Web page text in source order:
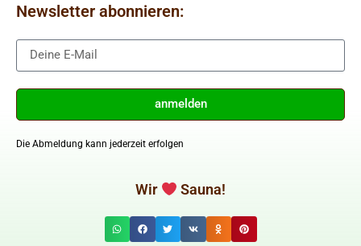
Newsletter abonnieren:
anmelden
Die Abmeldung kann jederzeit erfolgen
Wir Sauna!